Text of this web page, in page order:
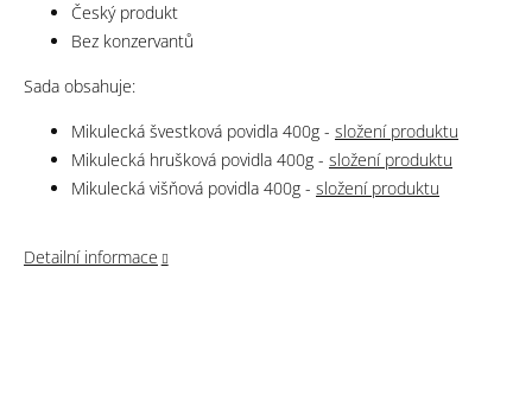
Český produkt
Bez konzervantů
Sada obsahuje:
Mikulecká švestková povidla 400g - složení produktu
Mikulecká hrušková povidla 400g - složení produktu
Mikulecká višňová povidla 400g - složení produktu
Detailní informace